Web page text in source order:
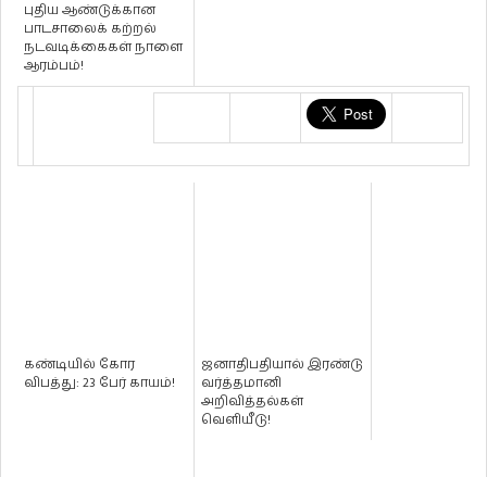
புதிய ஆண்டுக்கான
பாடசாலைக் கற்றல்
நடவடிக்கைகள் நாளை
ஆரம்பம்!
கண்டியில் கோர
விபத்து: 23 பேர் காயம்!
ஜனாதிபதியால் இரண்டு
வர்த்தமானி
அறிவித்தல்கள்
வெளியீடு!